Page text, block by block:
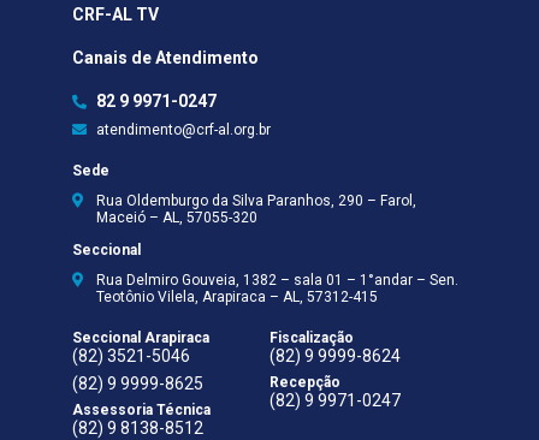
CRF-AL TV
Canais de Atendimento
82 9 9971-0247
atendimento@crf-al.org.br
Sede
Rua Oldemburgo da Silva Paranhos, 290 – Farol,
Maceió – AL, 57055-320
Seccional
Rua Delmiro Gouveia, 1382 – sala 01 – 1°andar – Sen.
Teotônio Vilela, Arapiraca – AL, 57312-415
Seccional Arapiraca
(82) 3521-5046
(82) 9 9999-8625
Assessoria Técnica
(82) 9 8138-8512
Fiscalização
(82) 9 9999-8624
Recepção
(82) 9 9971-0247